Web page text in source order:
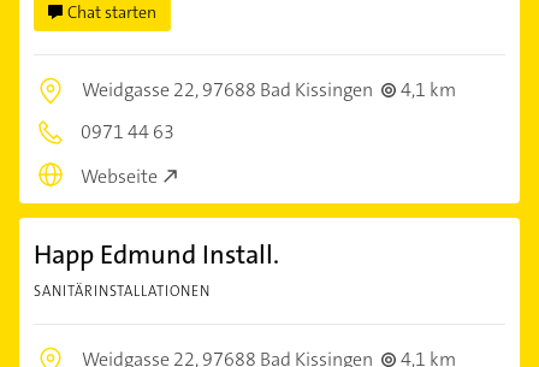
Chat starten
Weidgasse 22,97688 Bad Kissingen
4,1 km
0971 44 63
Webseite
Happ Edmund Install.
SANITÄRINSTALLATIONEN
Weidgasse 22,97688 Bad Kissingen
4,1 km